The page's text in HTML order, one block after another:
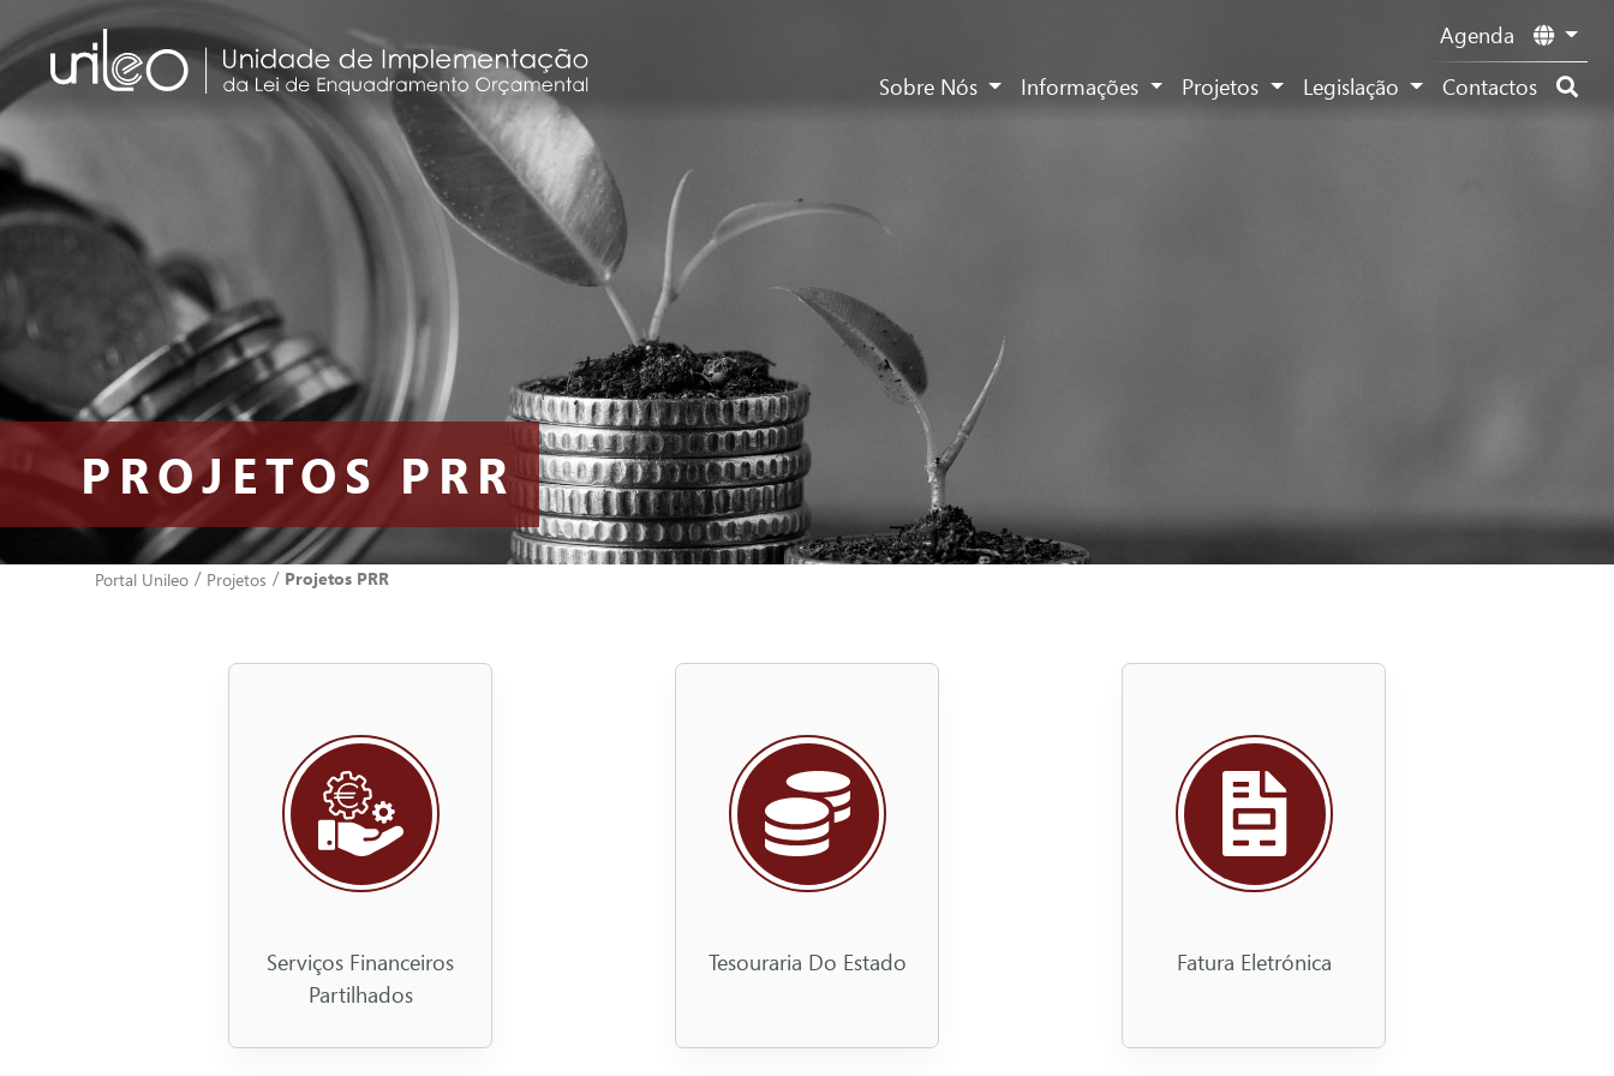
Saltar o menu
Agenda
Sobre Nós
Informações Projetos Legislação Contactos
PROJETOS PRR
Portal Unileo / Projetos / Projetos PRR
Serviços Financeiros
Partilhados
Tesouraria Do Estado Fatura Eletrónica